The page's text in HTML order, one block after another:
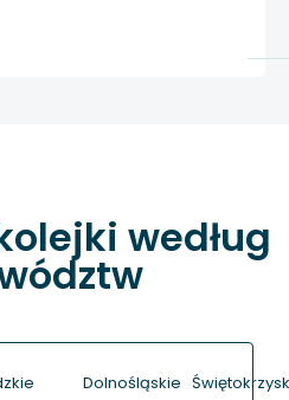
według
Dolnośląskie